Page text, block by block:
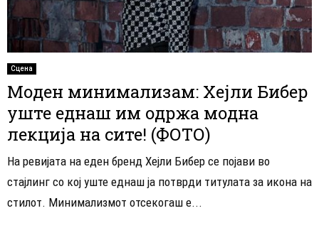
Сцена
Моден минимализам: Хејли Бибер
уште еднаш им одржа модна
лекција на сите! (ФОТО)
На ревијата на еден бренд Хејли Бибер се појави во
стајлинг со кој уште еднаш ја потврди титулата за икона на
стилот. Минимализмот отсекогаш е...